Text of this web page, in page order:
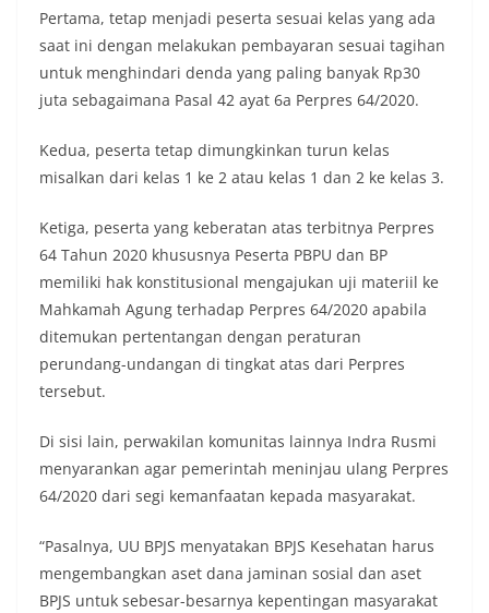
Pertama, tetap menjadi peserta sesuai kelas yang ada
saat ini dengan melakukan pembayaran sesuai tagihan
untuk menghindari denda yang paling banyak Rp30
juta sebagaimana Pasal 42 ayat 6a Perpres 64/2020.
Kedua, peserta tetap dimungkinkan turun kelas
misalkan dari kelas 1 ke 2 atau kelas 1 dan 2 ke kelas 3.
Ketiga, peserta yang keberatan atas terbitnya Perpres
64 Tahun 2020 khususnya Peserta PBPU dan BP
memiliki hak konstitusional mengajukan uji materiil ke
Mahkamah Agung terhadap Perpres 64/2020 apabila
ditemukan pertentangan dengan peraturan
perundang-undangan di tingkat atas dari Perpres
tersebut.
Di sisi lain, perwakilan komunitas lainnya Indra Rusmi
menyarankan agar pemerintah meninjau ulang Perpres
64/2020 dari segi kemanfaatan kepada masyarakat.
“Pasalnya, UU BPJS menyatakan BPJS Kesehatan harus
mengembangkan aset dana jaminan sosial dan aset
BPJS untuk sebesar-besarnya kepentingan masyarakat